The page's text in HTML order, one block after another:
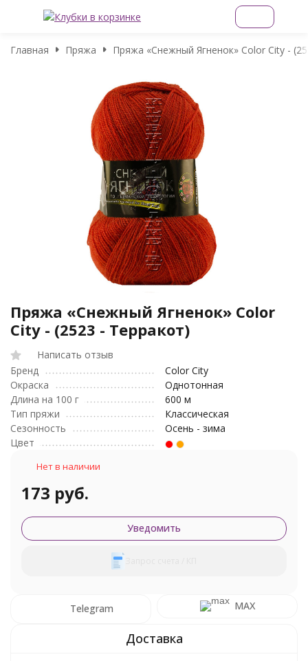
Главная Пряжа Пряжа «Снежный Ягненок» Color City -
Пряжа «Снежный Ягненок» Color
City - (2523 - Терракот)
Написать отзыв
Бренд
Color City
Окраска
Однотонная
Длина на 100 г
600 м
Тип пряжи
Классическая
Сезонность
Осень - зима
Цвет
Нет в наличии
173 руб.
Уведомить
Telegram MAX